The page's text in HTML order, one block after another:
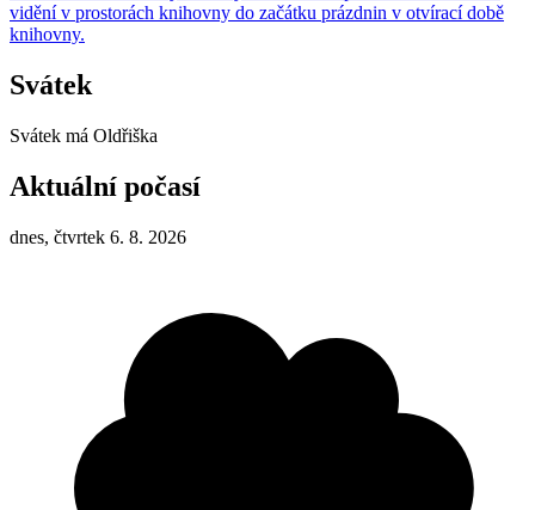
vidění v prostorách knihovny do začátku prázdnin v otvírací době
knihovny.
Svátek
Svátek má Oldřiška
Aktuální počasí
dnes, čtvrtek 6. 8. 2026